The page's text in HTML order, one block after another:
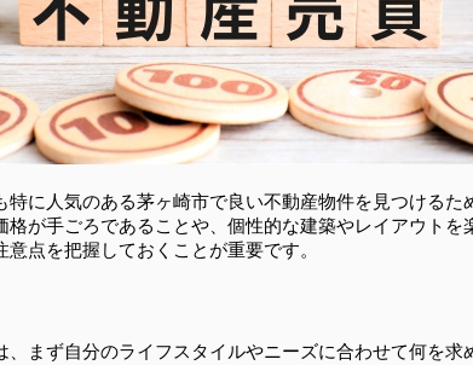
特に人気のある茅ヶ崎市で良い不動産物件を見つける
格が手ごろであることや、個性的な建築やレイアウト
意点を把握しておくことが重要です。
、まず自分のライフスタイルやニーズに合わせて何を